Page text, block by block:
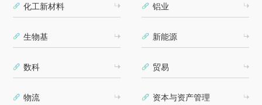
化工新材料 铝业
生物基 新能源
数科 贸易
物流 资本与资产管理